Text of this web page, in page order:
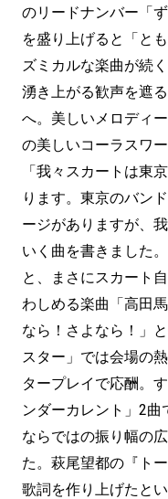
のリードナンバー「
を盛り上げると「と
ズミカルな楽曲が続
湧き上がる歓声を遮
へ。美しいメロディ
の美しいコーラスワ
「我々スカートは東
ります。東京のバン
ージがありますが、
いく曲を書きました。
と、まさにスカート
わしめる楽曲「高田
なら！さよなら！」
スター」では会場の
タープレイで応酬。
ンダーカレント」2曲
ならではの振り幅の
た。萩尾望都の『ト
歌詞を作り上げたと